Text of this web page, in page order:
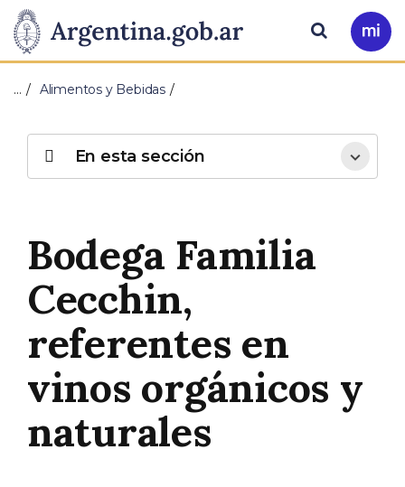
Presidencia
de
Nación
Pasar al contenido principal
Ir
a
Buscar
… Alimentos y Bebidas
Bodega Familia
Cecchin,
referentes en
vinos orgánicos y
naturales
En esta sección